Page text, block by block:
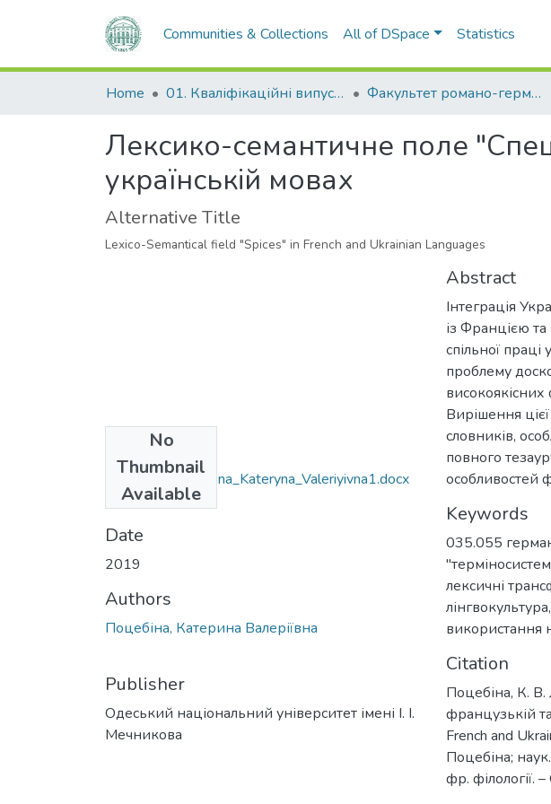
Communities & Collections All of DSpace Statistics
Home 01. Кваліфікаційні випускні роботи здобувачів вищої освіти Факультет романо-германської філології
Лексико-семантичне поле
українській мовах
Alternative Title
Lexico-Semantical field "Spices" in French and Ukrainian Languages
No
Thumbnail
Available
035.055_Potsebina_Kateryna_Valeriyivna1.docx
(55.35 KB)
Date
2019
Authors
Поцебіна, Катерина Валеріївна
Publisher
Одеський національний університет імені І. І.
Мечникова
Abstract
Інтеграція
із Францією
спільної
проблему
високоякісних
Вирішення
словників,
повного
особливостей
Keywords
035.055
лексичні
лінгвокультура,
використання
Citation
Поцебіна, К. В.
французькій
French and
Поцебіна;
фр. філології.